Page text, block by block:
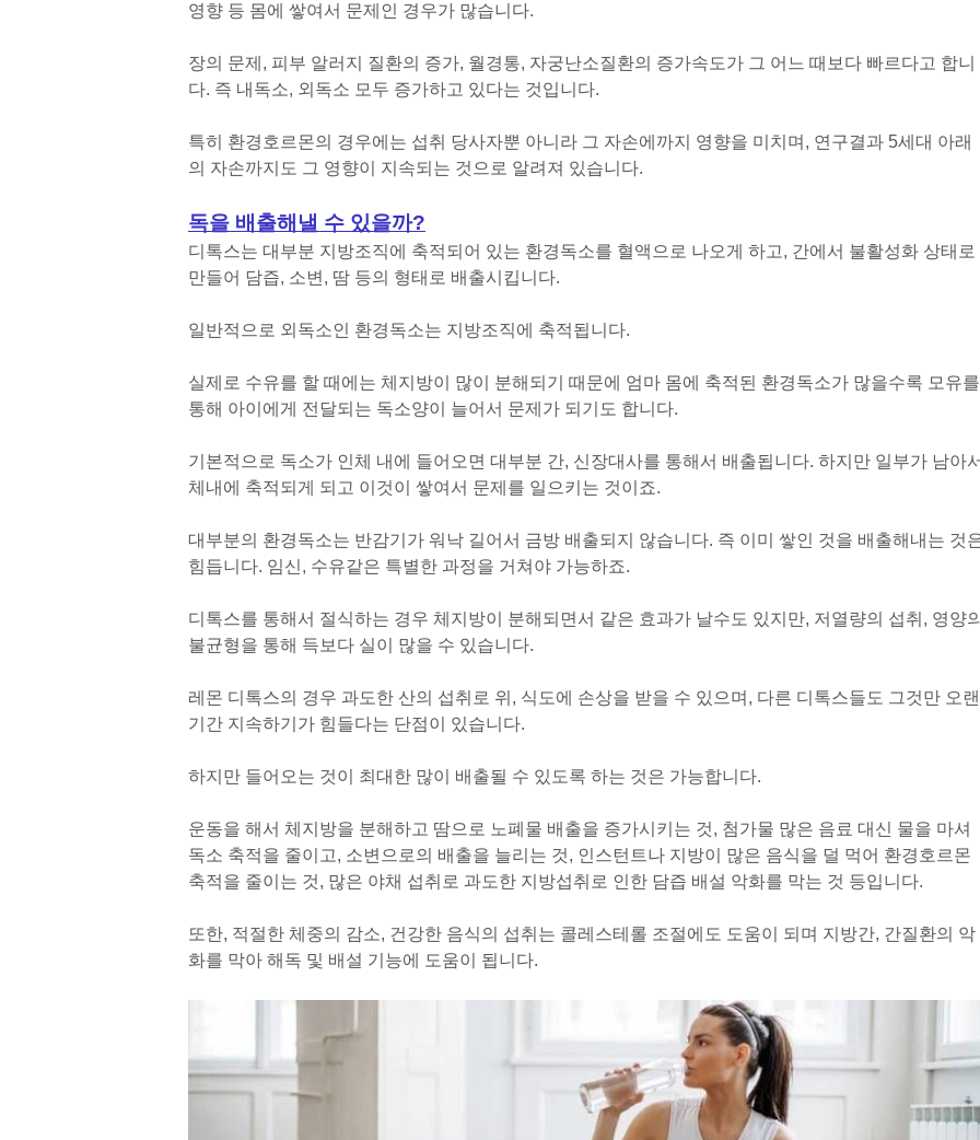
영향 등 몸에 쌓여서 문제인 경우가 많습니다.
장의 문제, 피부 알러지 질환의 증가, 월경통, 자궁난소질환의 증가속도가 그 어느 때보다 빠르다고 합니
다. 즉 내독소, 외독소 모두 증가하고 있다는 것입니다.
특히 환경호르몬의 경우에는 섭취 당사자뿐 아니라 그 자손에까지 영향을 미치며, 연구결과 5세대 아래
의 자손까지도 그 영향이 지속되는 것으로 알려져 있습니다.
독을 배출해낼 수 있을까?
디톡스는 대부분 지방조직에 축적되어 있는 환경독소를 혈액으로 나오게 하고, 간에서 불활성화 상태로
만들어 담즙, 소변, 땀 등의 형태로 배출시킵니다.
일반적으로 외독소인 환경독소는 지방조직에 축적됩니다.
실제로 수유를 할 때에는 체지방이 많이 분해되기 때문에 엄마 몸에 축적된 환경독소가 많을수록 모유를
통해 아이에게 전달되는 독소양이 늘어서 문제가 되기도 합니다.
기본적으로 독소가 인체 내에 들어오면 대부분 간, 신장대사를 통해서 배출됩니다. 하지만 일부가 남아
체내에 축적되게 되고 이것이 쌓여서 문제를 일으키는 것이죠.
대부분의 환경독소는 반감기가 워낙 길어서 금방 배출되지 않습니다. 즉 이미 쌓인 것을 배출해내는 것
힘듭니다. 임신, 수유같은 특별한 과정을 거쳐야 가능하죠.
디톡스를 통해서 절식하는 경우 체지방이 분해되면서 같은 효과가 날수도 있지만, 저열량의 섭취, 영양
불균형을 통해 득보다 실이 많을 수 있습니다.
레몬 디톡스의 경우 과도한 산의 섭취로 위, 식도에 손상을 받을 수 있으며, 다른 디톡스들도 그것만 오랜
기간 지속하기가 힘들다는 단점이 있습니다.
하지만 들어오는 것이 최대한 많이 배출될 수 있도록 하는 것은 가능합니다.
운동을 해서 체지방을 분해하고 땀으로 노폐물 배출을 증가시키는 것, 첨가물 많은 음료 대신 물을 마셔
독소 축적을 줄이고, 소변으로의 배출을 늘리는 것, 인스턴트나 지방이 많은 음식을 덜 먹어 환경호르몬
축적을 줄이는 것, 많은 야채 섭취로 과도한 지방섭취로 인한 담즙 배설 악화를 막는 것 등입니다.
또한, 적절한 체중의 감소, 건강한 음식의 섭취는 콜레스테롤 조절에도 도움이 되며 지방간, 간질환의 악
화를 막아 해독 및 배설 기능에 도움이 됩니다.